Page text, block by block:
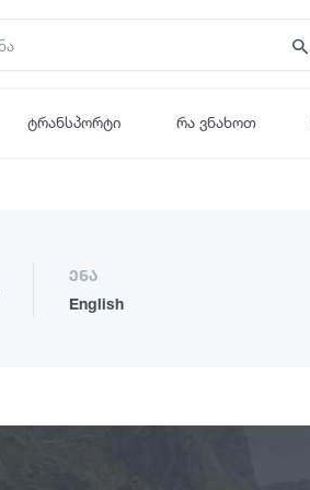
ტრანსპორტი რა ვნახოთ
ენა
English